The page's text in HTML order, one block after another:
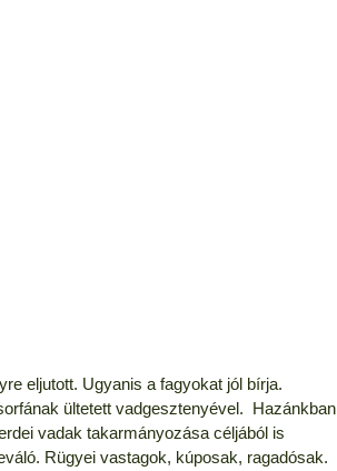
eljutott. Ugyanis a fagyokat jól bírja.
ültetett vadgesztenyével. Hazánkban
vadak takarmányozása céljából is
Rügyei vastagok, kúposak, ragadósak.